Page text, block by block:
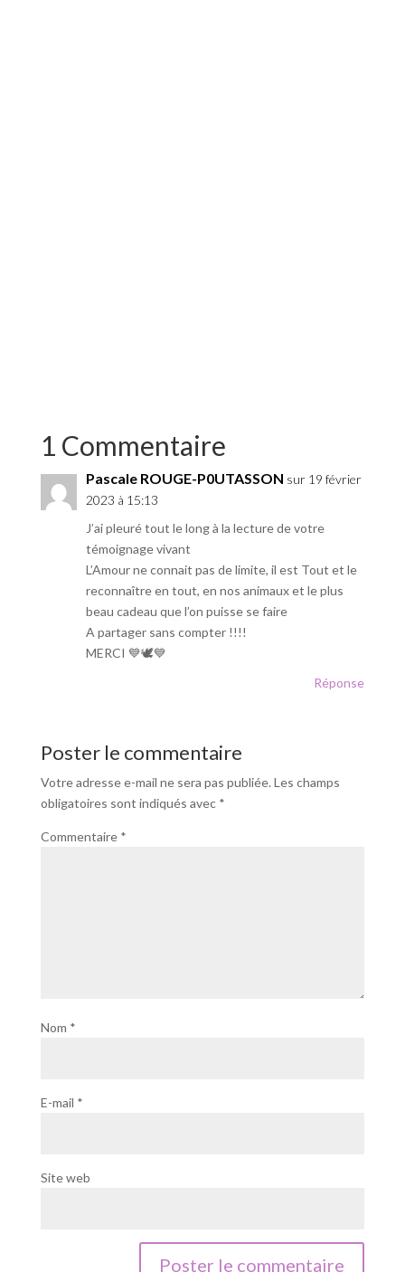
1 Commentaire
Pascale ROUGE-P0UTASSON sur 19 février
2023 à 15:13
J’ai pleuré tout le long à la lecture de votre
témoignage vivant
L’Amour ne connait pas de limite, il est Tout et le
reconnaître en tout, en nos animaux et le plus
beau cadeau que l’on puisse se faire
A partager sans compter !!!!
MERCI 💙🕊💙
Réponse
Poster le commentaire
Votre adresse e-mail ne sera pas publiée.Les champs
obligatoires sont indiqués avec *
Commentaire *
Nom *
E-mail *
Site web